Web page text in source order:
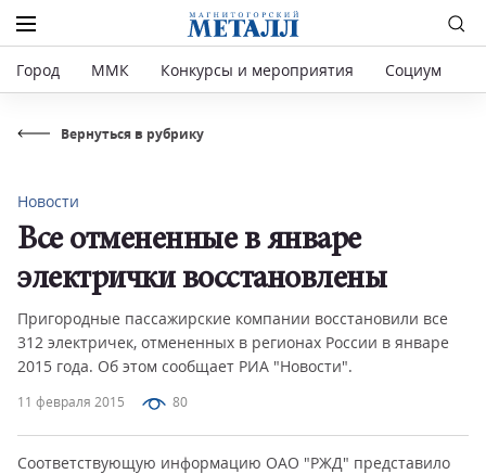
Город ММК Конкурсы и мероприятия Социум
Вернуться в рубрику
11 февраля 2015 80
Новости
Все отмененные в январе
электрички восстановлены
Пригородные пассажирские компании восстановили все
312 электричек, отмененных в регионах России в январе
2015 года. Об этом сообщает РИА "Новости".
Соответствующую информацию ОАО "РЖД" представило